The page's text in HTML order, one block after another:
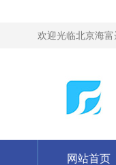
欢迎光临北京海富
网站首页